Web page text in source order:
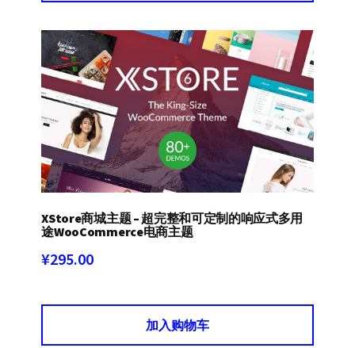
XStore商城主题 – 超完整和可定制的响应式多用
途WooCommerce电商主题
¥295.00
加入购物车